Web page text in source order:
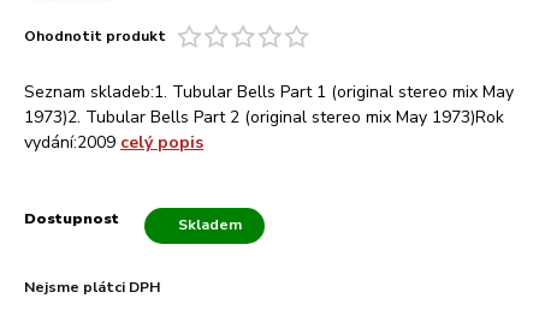
Ohodnotit produkt
Seznam skladeb:1. Tubular Bells Part 1 (original stereo mix May
1973)2. Tubular Bells Part 2 (original stereo mix May 1973)Rok
vydání:2009 celý popis
Dostupnost Skladem
Nejsme plátci DPH